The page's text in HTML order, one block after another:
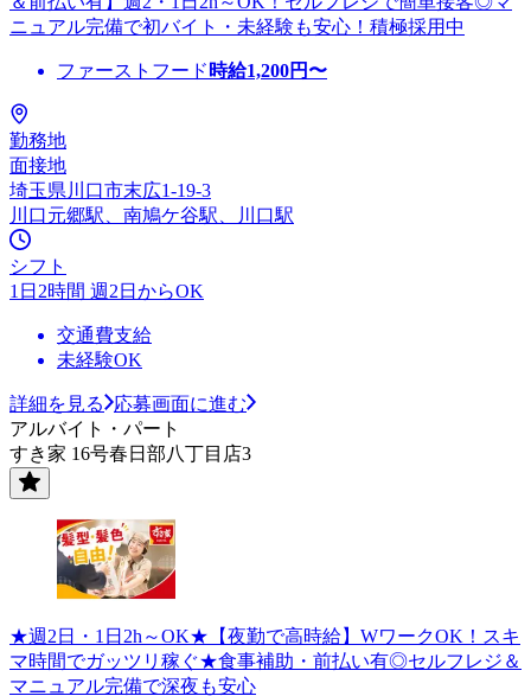
ニュアル完備で初バイト・未経験も安心！積極採用中
ファーストフード 時給1,200円〜
勤務地
面接地
埼玉県川口市末広1-19-3
川口元郷駅、南鳩ケ谷駅、川口駅
シフト
1日2時間 週2日からOK
交通費支給
未経験OK
詳細を見る
応募画面に進む
アルバイト・パート
すき家 16号春日部八丁目店3
★週2日・1日2h～OK★【夜勤で高時給】WワークOK！スキ
マ時間でガッツリ稼ぐ★食事補助・前払い有◎セルフレジ＆
マニュアル完備で深夜も安心